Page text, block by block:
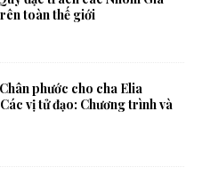
toàn thế giới
phước cho cha Elia
vị tử đạo: Chương trình và